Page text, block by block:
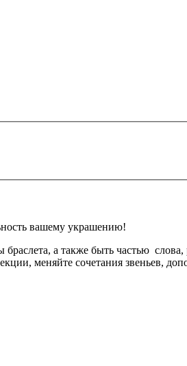
вашему украшению!
а также быть частью
меняйте сочетания звеньев,